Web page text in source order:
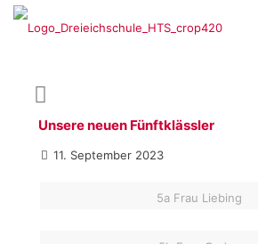
Unsere neuen Fünftklässler
11. September 2023
5a Frau Liebing